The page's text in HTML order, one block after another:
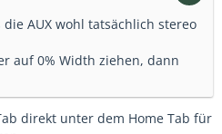
AUX wohl tatsächlich stereo
auf 0% Width ziehen, dann
direkt unter dem Home Tab für